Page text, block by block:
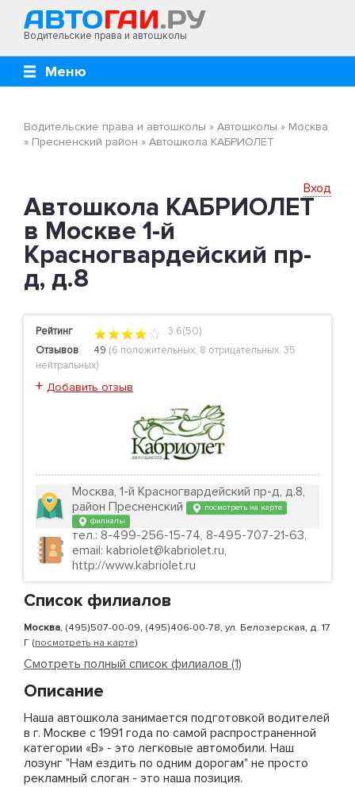
Водительские права и автошколы
Меню
Водительские права и автошколы » Автошколы » Москва
» Пресненский район » Автошкола КАБРИОЛЕТ
Вход
Автошкола КАБРИОЛЕТ
в Москве 1-й
Красногвардейский пр-
д, д.8
Рейтинг
3.6(50)
Отзывов
49 (6 положительных, 8 отрицательных, 35
нейтральных)
+ Добавить отзыв
Москва, 1-й Красногвардейский пр-д, д.8,
район Пресненский
посмотреть на карте
филиалы
тел.: 8-499-256-15-74, 8-495-707-21-63,
email: kabriolet@kabriolet.ru,
http://www.kabriolet.ru
Список филиалов
Москва, (495)507-00-09, (495)406-00-78, ул. Белозерская, д. 17
Г (посмотреть на карте)
Смотреть полный список филиалов (1)
Описание
Наша автошкола занимается подготовкой водителей
в г. Москве с 1991 года по самой распространенной
категории «B» - это легковые автомобили. Наш
лозунг "Нам ездить по одним дорогам" не просто
рекламный слоган - это наша позиция.